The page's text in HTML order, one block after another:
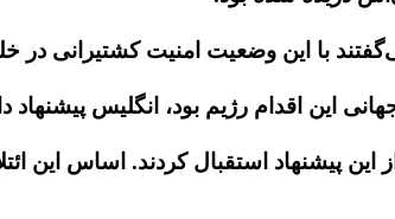
با این وضعیت امنیت کشتیرانی در
این اقدام رژیم بود، انگلیس پیشنهاد
این پیشنهاد استقبال کردند. اساس